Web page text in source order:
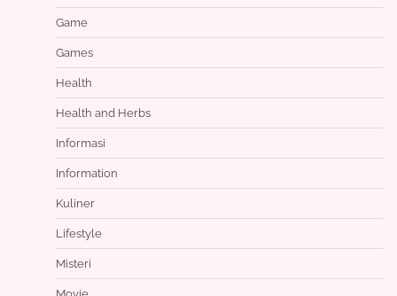
Game
Games
Health
Health and Herbs
Informasi
Information
Kuliner
Lifestyle
Misteri